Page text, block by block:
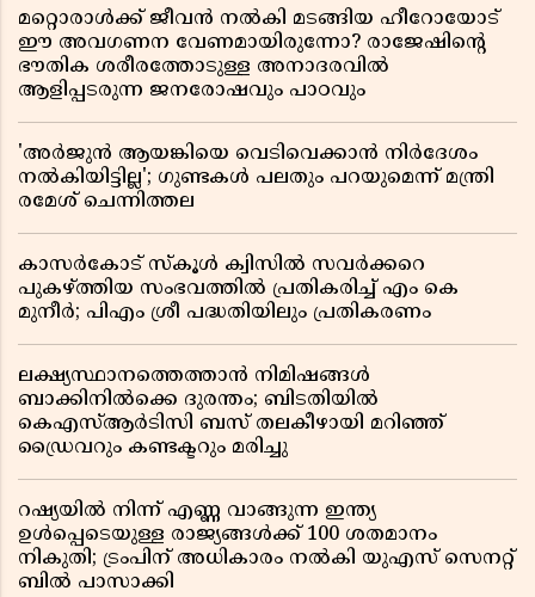
മറ്റൊരാൾക്ക് ജീവൻ നൽകി മടങ്ങിയ ഹീറോയോട്
ഈ അവഗണന വേണമായിരുന്നോ? രാജേഷിൻ്റെ
ഭൗതിക ശരീരത്തോടുള്ള അനാദരവിൽ
ആളിപ്പടരുന്ന ജനരോഷവും പാഠവും
'അർജുൻ ആയങ്കിയെ വെടിവെക്കാൻ നിർദേശം
നൽകിയിട്ടില്ല'; ഗുണ്ടകൾ പലതും പറയുമെന്ന് മന്ത്രി
രമേശ് ചെന്നിത്തല
കാസർകോട് സ്കൂൾ ക്വിസിൽ സവർക്കറെ
പുകഴ്ത്തിയ സംഭവത്തിൽ പ്രതികരിച്ച് എം കെ
മുനീർ; പിഎം ശ്രീ പദ്ധതിയിലും പ്രതികരണം
ലക്ഷ്യസ്ഥാനത്തെത്താൻ നിമിഷങ്ങൾ
ബാക്കിനിൽക്കെ ദുരന്തം; ബിടതിയിൽ
കെഎസ്ആർടിസി ബസ് തലകീഴായി മറിഞ്ഞ്
ഡ്രൈവറും കണ്ടക്ടറും മരിച്ചു
റഷ്യയിൽ നിന്ന് എണ്ണ വാങ്ങുന്ന ഇന്ത്യ
ഉൾപ്പെടെയുള്ള രാജ്യങ്ങൾക്ക് 100 ശതമാനം
നികുതി; ട്രംപിന് അധികാരം നൽകി യുഎസ് സെനറ്റ്
ബിൽ പാസാക്കി